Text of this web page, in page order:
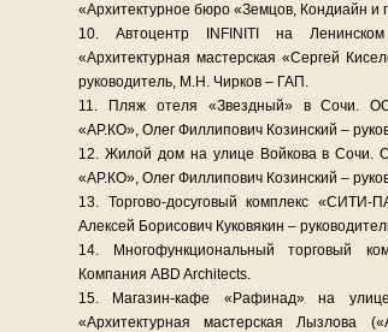
«Архитектурное бюро «Земцов, Кондиайн и
10. Автоцентр INFINITI на
«Архитектурная мастерская «Сергей
руководитель, М.Н. Чирков – ГАП.
11. Пляж отеля «Звездный» в Сочи.
«АР.КО», Олег Филлипович Козинский –
12. Жилой дом на улице Войкова в Сочи.
«АР.КО», Олег Филлипович Козинский –
13. Торгово-досуговый комплекс
Алексей Борисович Куковякин –
14. Многофункциональный торговый
Компания ABD Architects.
15. Магазин-кафе «Рафинад» на
«Архитектурная мастерская Лызлова